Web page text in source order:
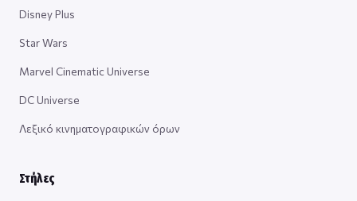
Disney Plus
Star Wars
Marvel Cinematic Universe
DC Universe
Λεξικό κινηματογραφικών όρων
Στήλες